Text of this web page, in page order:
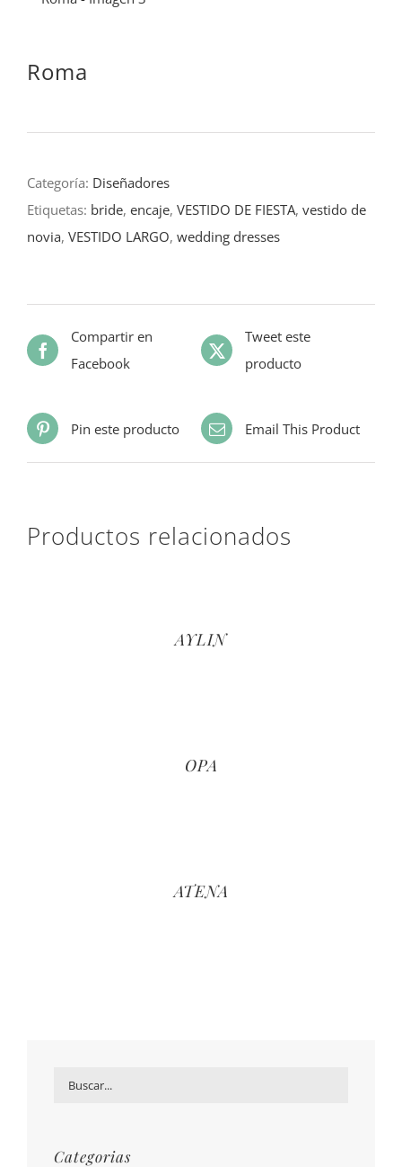
Roma
Categoría: Diseñadores
Etiquetas: bride, encaje, VESTIDO DE FIESTA, vestido de
novia, VESTIDO LARGO, wedding dresses
Compartir en
Facebook
Tweet este
producto
Pin este producto Email This Product
Productos relacionados
AYLIN
OPA
ATENA
Categorias